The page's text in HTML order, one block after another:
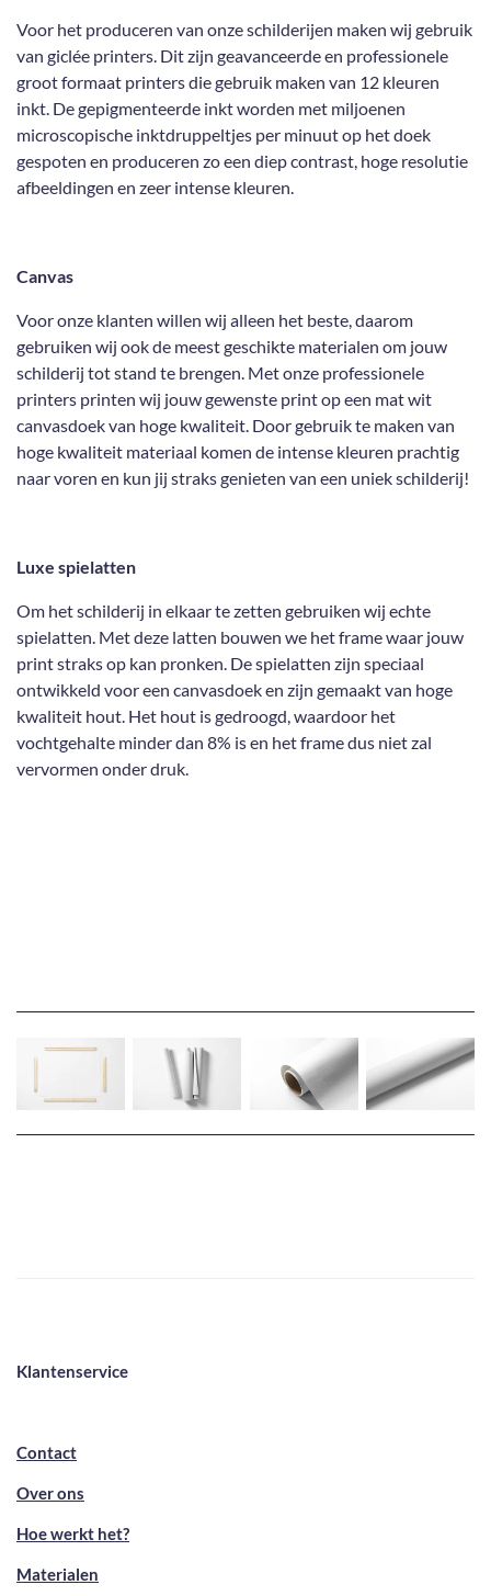
Voor het produceren van onze schilderijen maken wij gebruik
van giclée printers. Dit zijn geavanceerde en professionele
groot formaat printers die gebruik maken van 12 kleuren
inkt. De gepigmenteerde inkt worden met miljoenen
microscopische inktdruppeltjes per minuut op het doek
gespoten en produceren zo een diep contrast, hoge resolutie
afbeeldingen en zeer intense kleuren.
Canvas
Voor onze klanten willen wij alleen het beste, daarom
gebruiken wij ook de meest geschikte materialen om jouw
schilderij tot stand te brengen. Met onze professionele
printers printen wij jouw gewenste print op een mat wit
canvasdoek van hoge kwaliteit. Door gebruik te maken van
hoge kwaliteit materiaal komen de intense kleuren prachtig
naar voren en kun jij straks genieten van een uniek schilderij!
Luxe spielatten
Om het schilderij in elkaar te zetten gebruiken wij echte
spielatten. Met deze latten bouwen we het frame waar jouw
print straks op kan pronken. De spielatten zijn speciaal
ontwikkeld voor een canvasdoek en zijn gemaakt van hoge
kwaliteit hout. Het hout is gedroogd, waardoor het
vochtgehalte minder dan 8% is en het frame dus niet zal
vervormen onder druk.
Klantenservice
Contact
Over ons
Hoe werkt het?
Materialen